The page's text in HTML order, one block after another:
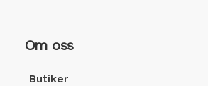
Om oss
Butiker